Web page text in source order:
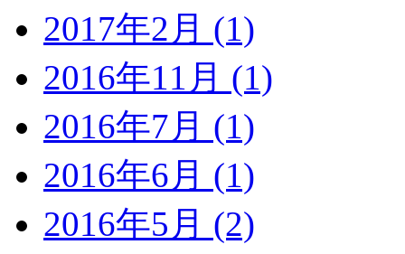
2017年2月 (1)
2016年11月 (1)
2016年7月 (1)
2016年6月 (1)
2016年5月 (2)